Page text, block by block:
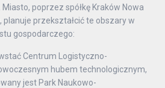
poprzez spółkę Kraków Nowa
planuje przekształcić te obszary w
gospodarczego:
Centrum Logistyczno-
hubem technologicznym,
jest Park Naukowo-